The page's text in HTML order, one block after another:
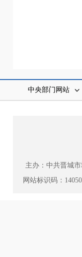
中央部门网站
主办：中共晋城
网站标识码：